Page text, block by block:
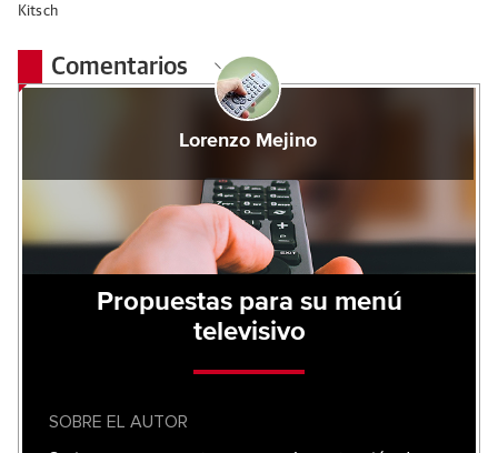
Kitsch
Comentarios
Lorenzo Mejino
Propuestas para su menú
televisivo
SOBRE EL AUTOR